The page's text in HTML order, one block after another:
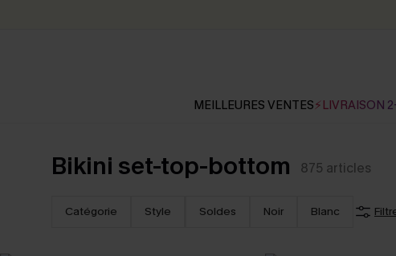
MEILLEURES VENTES⚡LIVRAISON
Bikini set-top-bottom 875 articles
Catégorie Style Soldes Noir Blanc